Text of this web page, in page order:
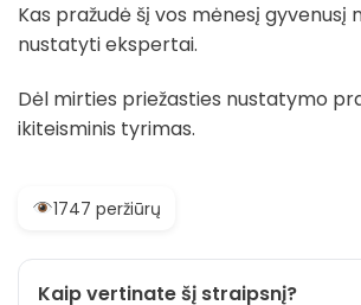
Kas pražudė šį vos mėnesį gyvenusį
nustatyti ekspertai.
Dėl mirties priežasties nustatymo
ikiteisminis tyrimas.
1747 peržiūrų
Kaip vertinate šį straipsnį?